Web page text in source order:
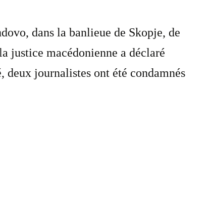
dans la banlieue de Skopje, de
justice macédonienne a déclaré
deux journalistes ont été condamnés